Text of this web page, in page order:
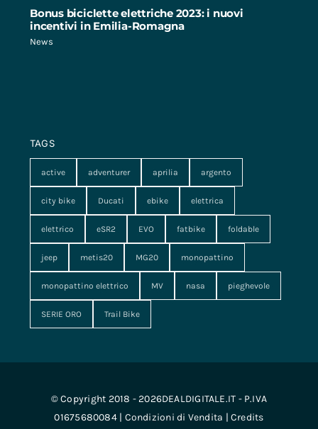
Bonus biciclette elettriche 2023: i nuovi
incentivi in Emilia-Romagna
News
TAGS
active adventurer aprilia argento
city bike Ducati ebike elettrica
elettrico eSR2 EVO fatbike foldable
jeep metis20 MG20 monopattino
monopattino elettrico MV nasa pieghevole
SERIE ORO Trail Bike
© Copyright 2018 - 2026DEALDIGITALE.IT - P.IVA
01675680084 | Condizioni di Vendita | Credits